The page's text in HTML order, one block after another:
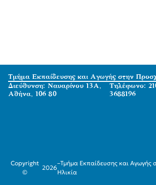
Τμήμα Εκπαίδευσης και Αγωγής στην
Διεύθυνση: Ναυαρίνου 13Α,
Αθήνα, 106 80
Τηλέφωνο:
3688196
Copyright
©
2026
–Τμήμα Εκπαίδευσης και Αγωγής
Ηλικία